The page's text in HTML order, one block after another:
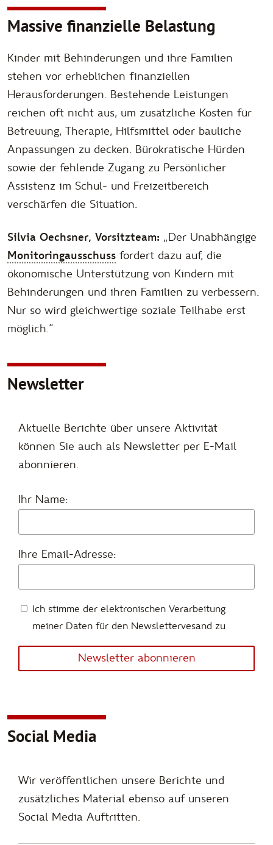
Massive finanzielle Belastung
Kinder mit Behinderungen und ihre Familien
stehen vor erheblichen finanziellen
Herausforderungen. Bestehende Leistungen
reichen oft nicht aus, um zusätzliche Kosten für
Betreuung, Therapie, Hilfsmittel oder bauliche
Anpassungen zu decken. Bürokratische Hürden
sowie der fehlende Zugang zu Persönlicher
Assistenz im Schul- und Freizeitbereich
verschärfen die Situation.
Silvia Oechsner, Vorsitzteam: „Der Unabhängige
Monitoringausschuss fordert dazu auf, die
ökonomische Unterstützung von Kindern mit
Behinderungen und ihren Familien zu verbessern.
Nur so wird gleichwertige soziale Teilhabe erst
möglich.“
Newsletter
Aktuelle Berichte über unsere Aktivität
können Sie auch als Newsletter per E-Mail
abonnieren.
Ihr Name:
Ihre Email-Adresse:
Ich stimme der elektronischen Verarbeitung
meiner Daten für den Newslettervesand zu
Newsletter abonnieren
Social Media
Wir veröffentlichen unsere Berichte und
zusätzliches Material ebenso auf unseren
Social Media Auftritten.